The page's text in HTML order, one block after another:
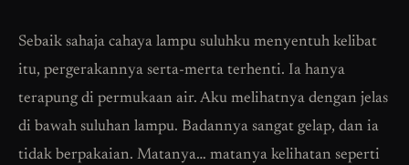
Sebaik sahaja cahaya lampu suluhku menyentuh kelibat
itu, pergerakannya serta-merta terhenti. Ia hanya
terapung di permukaan air. Aku melihatnya dengan jelas
di bawah suluhan lampu. Badannya sangat gelap, dan ia
tidak berpakaian. Matanya… matanya kelihatan seperti